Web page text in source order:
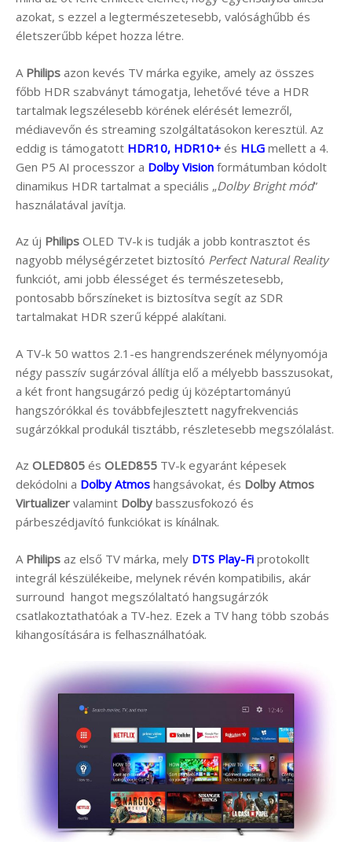
azokat, s ezzel a legtermészetesebb, valósághűbb és
életszerűbb képet hozza létre.
A Philips azon kevés TV márka egyike, amely az összes
főbb HDR szabványt támogatja, lehetővé téve a HDR
tartalmak legszélesebb körének elérését lemezről,
médiavevőn és streaming szolgáltatásokon keresztül. Az
eddig is támogatott HDR10, HDR10+ és HLG mellett a 4.
Gen P5 AI processzor a Dolby Vision formátumban kódolt
dinamikus HDR tartalmat a speciális „Dolby Bright mód”
használatával javítja.
Az új Philips OLED TV-k is tudják a jobb kontrasztot és
nagyobb mélységérzetet biztosító Perfect Natural Reality
funkciót, ami jobb élességet és természetesebb,
pontosabb bőrszíneket is biztosítva segít az SDR
tartalmakat HDR szerű képpé alakítani.
A TV-k 50 wattos 2.1-es hangrendszerének mélynyomója
négy passzív sugárzóval állítja elő a mélyebb basszusokat,
a két front hangsugárzó pedig új középtartományú
hangszórókkal és továbbfejlesztett nagyfrekvenciás
sugárzókkal produkál tisztább, részletesebb megszólalást.
Az OLED805 és OLED855 TV-k egyaránt képesek
dekódolni a Dolby Atmos hangsávokat, és Dolby Atmos
Virtualizer valamint Dolby basszusfokozó és
párbeszédjavító funkciókat is kínálnak.
A Philips az első TV márka, mely DTS Play-Fi protokollt
integrál készülékeibe, melynek révén kompatibilis, akár
surround hangot megszólaltató hangsugárzók
csatlakoztathatóak a TV-hez. Ezek a TV hang több szobás
kihangosítására is felhasználhatóak.